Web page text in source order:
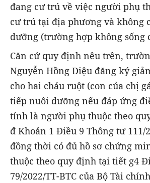
đang cư trú về việc người phụ
cư trú tại địa phương và không
dưỡng (trường hợp không sống
Căn cứ quy định nêu trên,
Nguyễn Hồng Diệu đăng ký
cho hai cháu ruột (con của chị
tiếp nuôi dưỡng nếu đáp ứng
tính là người phụ thuộc theo
đ Khoản 1 Điều 9 Thông tư 111/
đồng thời có đủ hồ sơ chứng
thuộc theo quy định tại tiết g4
79/2022/TT-BTC của Bộ Tài